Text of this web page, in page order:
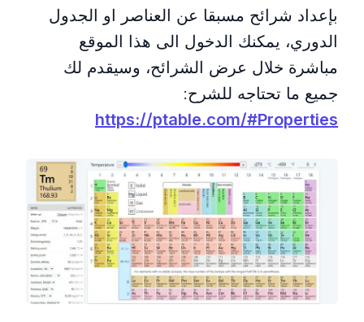
بإعداد شرائح مسبقا عن العناصر او الجدول
الدوري، يمكنك الدخول الى هذا الموقع
مباشرة خلال عرض الشرائح، وسيقدم لك
جميع ما تحتاجه للشرح:
https://ptable.com/#Properties